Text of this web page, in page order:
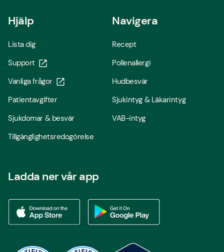
Hjälp
Lista dig
Support
Vanliga frågor
Patientavgifter
Sjukdomar & besvär
Tillgänglighetsredogörelse
Navigera
Recept
Pollenallergi
Hudbesvär
Sjukintyg & Läkarintyg
VAB-intyg
Ladda ner vår app